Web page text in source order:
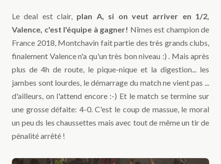
Le deal est clair, plan A, si on veut arriver en 1/2,
Valence, c'est l'équipe à gagner! Nîmes est champion de
France 2018, Montchavin fait partie des très grands clubs,
finalement Valence n'a qu'un très bon niveau :) . Mais après
plus de 4h de route, le pique-nique et la digestion... les
jambes sont lourdes, le démarrage du match ne vient pas ...
d'ailleurs, on l'attend encore :-) Et le match se termine sur
une grosse défaite: 4-0. C'est le coup de massue, le moral
un peu ds les chaussettes mais avec tout de même un tir de
pénalité arrêté !